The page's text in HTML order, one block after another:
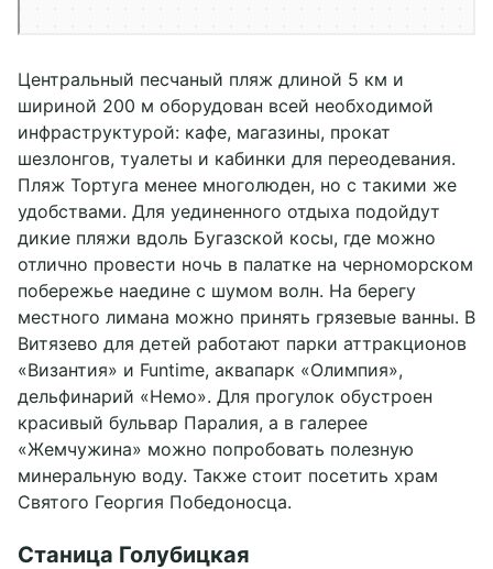
Центральный песчаный пляж длиной 5 км и
шириной 200 м оборудован всей необходимой
инфраструктурой: кафе, магазины, прокат
шезлонгов, туалеты и кабинки для переодевания.
Пляж Тортуга менее многолюден, но с такими же
удобствами. Для уединенного отдыха подойдут
дикие пляжи вдоль Бугазской косы, где можно
отлично провести ночь в палатке на черноморском
побережье наедине с шумом волн. На берегу
местного лимана можно принять грязевые ванны. В
Витязево для детей работают парки аттракционов
«Византия» и Funtime, аквапарк «Олимпия»,
дельфинарий «Немо». Для прогулок обустроен
красивый бульвар Паралия, а в галерее
«Жемчужина» можно попробовать полезную
минеральную воду. Также стоит посетить храм
Святого Георгия Победоносца.
Станица Голубицкая